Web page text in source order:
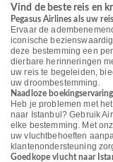
Vind de beste reis en
Pegasus Airlines als uw
Ervaar de
iconische
deze bestemming een
dierbare herinneringen
uw reis te begeleiden,
uw droombestemming.
Naadloze
Heb je problemen met
naar Istanbul? Gebruik
elke bestemming. Met
uw vluchtbehoeften
klantenondersteuning
Goedkope vlucht naar